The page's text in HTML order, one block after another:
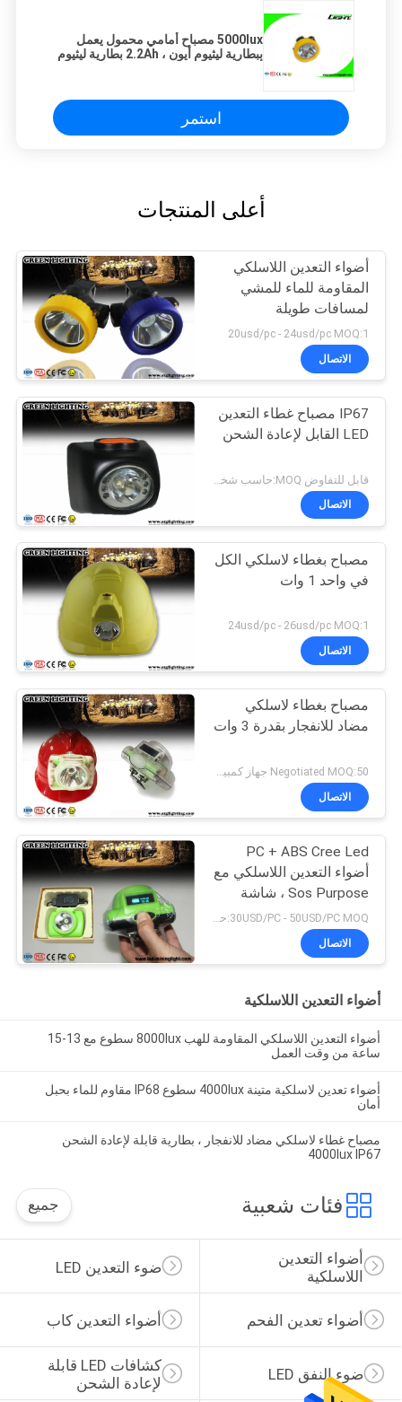
5000lux مصباح أمامي محمول يعمل
ببطارية ليثيوم أيون ، 2.2Ah بطارية ليثيوم
استمر
أعلى المنتجات
أضواء التعدين اللاسلكي
المقاومة للماء للمشي
لمسافات طويلة
20usd/pc - 24usd/pc MOQ:1
الاتصال
IP67 مصباح غطاء التعدين
LED القابل لإعادة الشحن
الاتصال
مصباح بغطاء لاسلكي الكل
في واحد 1 وات
24usd/pc - 26usd/pc MOQ:1
الاتصال
مصباح بغطاء لاسلكي
مضاد للانفجار بقدرة 3 وات
Negotiated MOQ:50 جهاز كمبيوتر شخصى
الاتصال
PC + ABS Cree Led
أضواء التعدين اللاسلكي مع
Sos Purpose ، شاشة
OLED
الاتصال
أضواء التعدين اللاسلكية
أضواء التعدين اللاسلكي المقاومة للهب 8000lux سطوع مع 13-15
ساعة من وقت العمل
أضواء تعدين لاسلكية متينة 4000lux سطوع IP68 مقاوم للماء بحبل
أمان
مصباح غطاء لاسلكي مضاد للانفجار ، بطارية قابلة لإعادة الشحن
4000lux IP67
فئات شعبية جميع
ضوء التعدين LED
أضواء التعدين
اللاسلكية
أضواء التعدين كاب أضواء تعدين الفحم
كشافات LED قابلة
لإعادة الشحن
ضوء النفق LED